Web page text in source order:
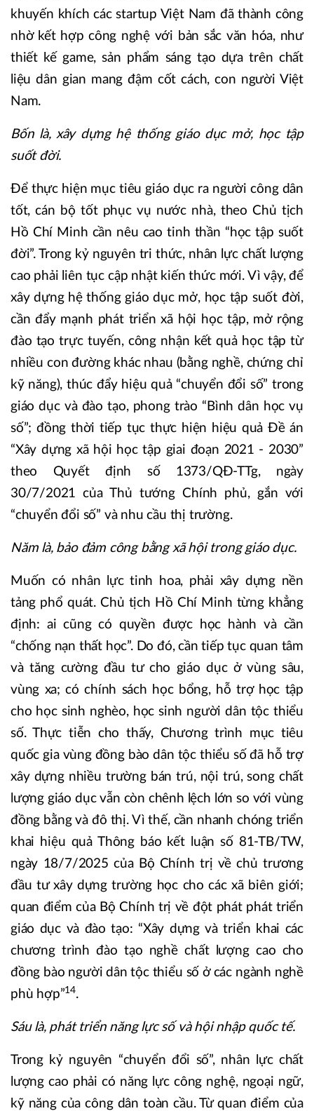
khuyến khích các startup Việt Nam đã thành công
nhờ kết hợp công nghệ với bản sắc văn hóa, như
thiết kế game, sản phẩm sáng tạo dựa trên chất
liệu dân gian mang đậm cốt cách, con người Việt
Nam.
Bốn là, xây dựng hệ thống giáo dục mở, học tập
suốt đời.
Để thực hiện mục tiêu giáo dục ra người công dân
tốt, cán bộ tốt phục vụ nước nhà, theo Chủ tịch
Hồ Chí Minh cần nêu cao tinh thần “học tập suốt
đời”. Trong kỷ nguyên tri thức, nhân lực chất lượng
cao phải liên tục cập nhật kiến thức mới. Vì vậy, để
xây dựng hệ thống giáo dục mở, học tập suốt đời,
cần đẩy mạnh phát triển xã hội học tập, mở rộng
đào tạo trực tuyến, công nhận kết quả học tập từ
nhiều con đường khác nhau (bằng nghề, chứng chỉ
kỹ năng), thúc đẩy hiệu quả “chuyển đổi số” trong
giáo dục và đào tạo, phong trào “Bình dân học vụ
số”; đồng thời tiếp tục thực hiện hiệu quả Đề án
“Xây dựng xã hội học tập giai đoạn 2021 - 2030”
theo Quyết định số 1373/QĐ-TTg, ngày
30/7/2021 của Thủ tướng Chính phủ, gắn với
“chuyển đổi số” và nhu cầu thị trường.
Năm là, bảo đảm công bằng xã hội trong giáo dục.
Muốn có nhân lực tinh hoa, phải xây dựng nền
tảng phổ quát. Chủ tịch Hồ Chí Minh từng khẳng
định: ai cũng có quyền được học hành và cần
“chống nạn thất học”. Do đó, cần tiếp tục quan tâm
và tăng cường đầu tư cho giáo dục ở vùng sâu,
vùng xa; có chính sách học bổng, hỗ trợ học tập
cho học sinh nghèo, học sinh người dân tộc thiểu
số. Thực tiễn cho thấy, Chương trình mục tiêu
quốc gia vùng đồng bào dân tộc thiểu số đã hỗ trợ
xây dựng nhiều trường bán trú, nội trú, song chất
lượng giáo dục vẫn còn chênh lệch lớn so với vùng
đồng bằng và đô thị. Vì thế, cần nhanh chóng triển
khai hiệu quả Thông báo kết luận số 81-TB/TW,
ngày 18/7/2025 của Bộ Chính trị về chủ trương
đầu tư xây dựng trường học cho các xã biên giới;
quan điểm của Bộ Chính trị về đột phát phát triển
giáo dục và đào tạo: “Xây dựng và triển khai các
chương trình đào tạo nghề chất lượng cao cho
đồng bào người dân tộc thiểu số ở các ngành nghề
phù hợp”14.
Sáu là, phát triển năng lực số và hội nhập quốc tế.
Trong kỷ nguyên “chuyển đổi số”, nhân lực chất
lượng cao phải có năng lực công nghệ, ngoại ngữ,
kỹ năng của công dân toàn cầu. Từ quan điểm của